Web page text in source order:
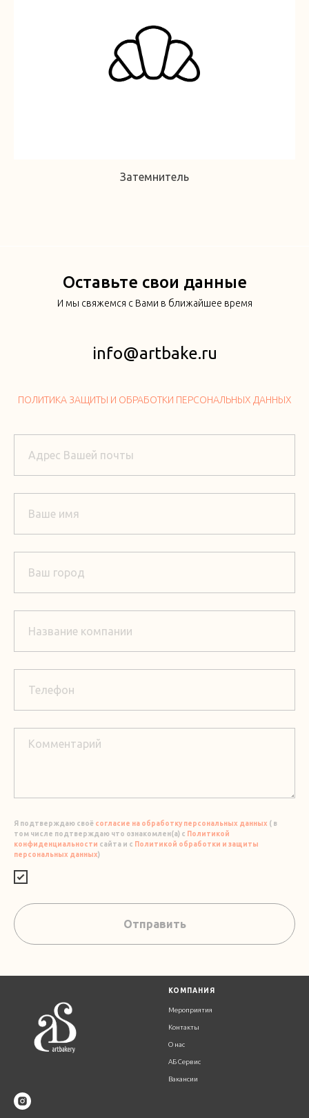
Затемнитель
Оставьте свои данные
И мы свяжемся с Вами в ближайшее время
info@artbake.ru
ПОЛИТИКА ЗАЩИТЫ И ОБРАБОТКИ ПЕРСОНАЛЬНЫХ ДАННЫХ
Я подтверждаю своё согласие на обработку персональных данных ( в
том числе подтверждаю что ознакомлен(а) с Политикой
конфиденциальности сайта и с Политикой обработки и защиты
персональных данных)
Отправить
КОМПАНИЯ
Мероприятия
Контакты
О нас
АБ Сервис
Вакансии